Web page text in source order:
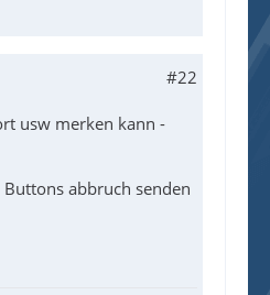
#22
usw merken kann -
abbruch senden